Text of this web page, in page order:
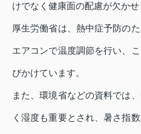
けでなく健康面の配慮が欠かせ
厚生労働省は、熱中症予防の
エアコンで温度調節を行い、
びかけています。
また、環境省などの資料では
く湿度も重要とされ、暑さ指